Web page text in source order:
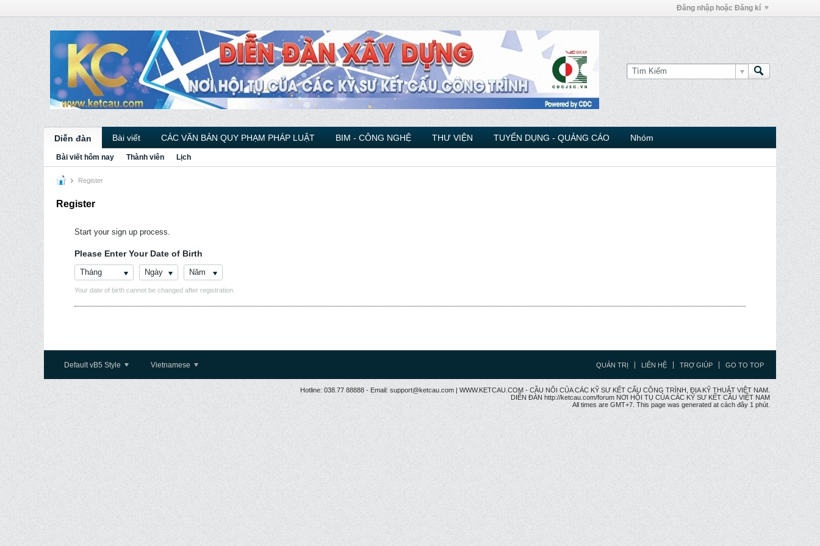
Đăng nhập hoặc Đăng kí
Diễn đàn Bài viết CÁC VĂN BẢN QUY PHẠM PHÁP LUẬT BIM - CÔNG NGHỆ THƯ VIỆN TUYỂN DỤNG - QUẢNG CÁO Nhóm
Bài viết hôm nay Thành viên Lịch
Register
Register
Start your sign up process.
Please Enter Your Date of Birth
Tháng Ngày Năm
Your date of birth cannot be changed after registration.
Default vB5 Style Vietnamese QUẢN TRỊ LIÊN HỆ TRỢ GIÚP GO TO TOP
Hotline: 038.77 88888 - Email: support@ketcau.com | WWW.KETCAU.COM - CẦU NỐI CỦA CÁC KỸ SƯ KẾT CẤU CÔNG TRÌNH, ĐỊA KỸ THUẬT VIỆT NAM.
DIỄN ĐÀN http://ketcau.com/forum NƠI HỘI TỤ CỦA CÁC KỸ SƯ KẾT CÂU VIỆT NAM
All times are GMT+7. This page was generated at cách đây 1 phút.